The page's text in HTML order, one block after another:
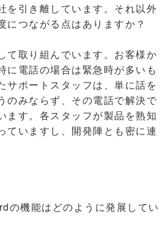
を引き離しています。それ以外
につながる点はありますか？
て取り組んでいます。お客様か
に電話の場合は緊急時が多いも
サポートスタッフは、単に話を
のみならず、その電話で解決で
ます。各スタッフが製品を熟知
ていますし、開発陣とも密に連
機能はどのように発展してい